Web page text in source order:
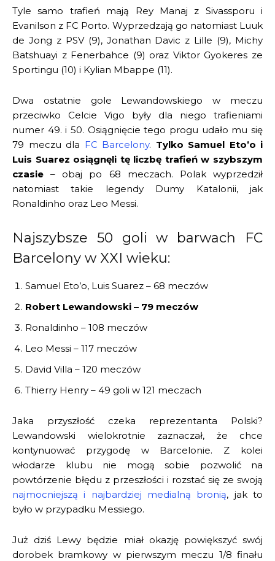
Tyle samo trafień mają Rey Manaj z Sivassporu i
Evanilson z FC Porto. Wyprzedzają go natomiast Luuk
de Jong z PSV (9), Jonathan Davic z Lille (9), Michy
Batshuayi z Fenerbahce (9) oraz Viktor Gyokeres ze
Sportingu (10) i Kylian Mbappe (11).
Dwa ostatnie gole Lewandowskiego w meczu
przeciwko Celcie Vigo były dla niego trafieniami
numer 49. i 50. Osiągnięcie tego progu udało mu się
79 meczu dla FC Barcelony. Tylko Samuel Eto’o i
Luis Suarez osiągnęli tę liczbę trafień w szybszym
czasie – obaj po 68 meczach. Polak wyprzedził
natomiast takie legendy Dumy Katalonii, jak
Ronaldinho oraz Leo Messi.
Najszybsze 50 goli w barwach FC
Barcelony w XXI wieku:
Samuel Eto’o, Luis Suarez – 68 meczów
Robert Lewandowski – 79 meczów
Ronaldinho – 108 meczów
Leo Messi – 117 meczów
David Villa – 120 meczów
Thierry Henry – 49 goli w 121 meczach
Jaka przyszłość czeka reprezentanta Polski?
Lewandowski wielokrotnie zaznaczał, że chce
kontynuować przygodę w Barcelonie. Z kolei
włodarze klubu nie mogą sobie pozwolić na
powtórzenie błędu z przeszłości i rozstać się ze swoją
najmocniejszą i najbardziej medialną bronią, jak to
było w przypadku Messiego.
Już dziś Lewy będzie miał okazję powiększyć swój
dorobek bramkowy w pierwszym meczu 1/8 finału